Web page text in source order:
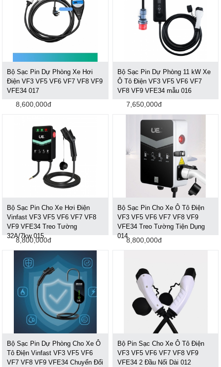
Bộ Sạc Pin Dự Phòng Xe Hơi
Điện VF3 VF5 VF6 VF7 VF8 VF9
VFE34 017
8,600,000đ
Bộ Sạc Pin Dự Phòng 11 kW Xe
Ô Tô Điện VF3 VF5 VF6 VF7
VF8 VF9 VFE34 mẫu 016
7,650,000đ
Bộ Sạc Pin Cho Xe Hơi Điện
Vinfast VF3 VF5 VF6 VF7 VF8
VF9 VFE34 Treo Tường
32A/7kw 015
8,800,000đ
Bộ Sạc Pin Cho Xe Ô Tô Điện
VF3 VF5 VF6 VF7 VF8 VF9
VFE34 Treo Tường Tiện Dụng
014
8,800,000đ
Bộ Sạc Pin Dự Phòng Cho Xe Ô
Tô Điện Vinfast VF3 VF5 VF6
VF7 VF8 VF9 VFE34 Chuyển Đổi
Bộ Pin Sạc Cho Xe Ô Tô Điện
VF3 VF5 VF6 VF7 VF8 VF9
VFE34 2 Đầu Nối Dài 012